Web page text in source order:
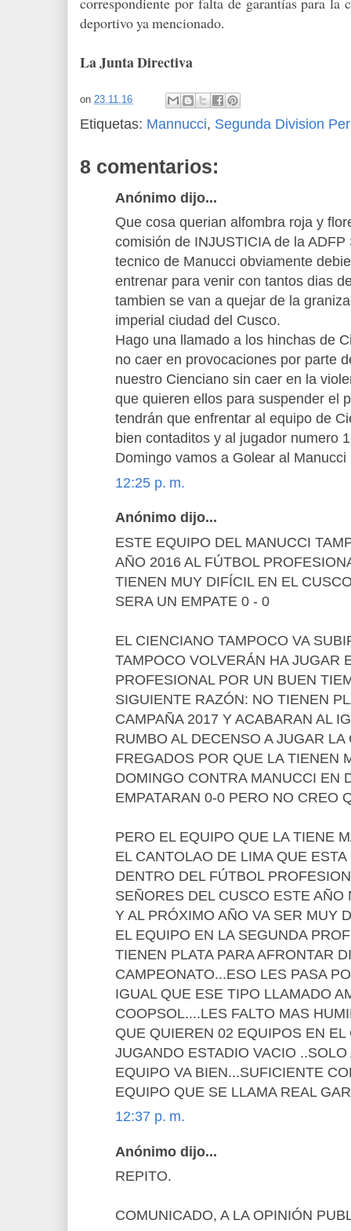
deportivo ya mencionado.
La Junta Directiva
on 23.11.16
Etiquetas: Mannucci, Segunda Division
8 comentarios:
Anónimo dijo...
Que cosa querian alfombra roja y
comisión de INJUSTICIA de la
tecnico de Manucci obviamente
entrenar para venir con tantos dias
tambien se van a quejar de la
imperial ciudad del Cusco.
Hago una llamado a los hinchas de
no caer en provocaciones por parte
nuestro Cienciano sin caer en la
que quieren ellos para suspender el
tendrán que enfrentar al equipo de
bien contaditos y al jugador numero
Domingo vamos a Golear al Manucci
12:25 p. m.
Anónimo dijo...
ESTE EQUIPO DEL MANUCCI
AÑO 2016 AL FÚTBOL
TIENEN MUY DIFÍCIL EN EL
SERA UN EMPATE 0 - 0
EL CIENCIANO TAMPOCO VA
TAMPOCO VOLVERÁN HA JUGAR
PROFESIONAL POR UN BUEN
SIGUIENTE RAZÓN: NO TIENEN
CAMPAÑA 2017 Y ACABARAN AL
RUMBO AL DECENSO A JUGAR
FREGADOS POR QUE LA TIENEN
DOMINGO CONTRA MANUCCI EN
EMPATARAN 0-0 PERO NO CREO
PERO EL EQUIPO QUE LA TIENE
EL CANTOLAO DE LIMA QUE
DENTRO DEL FÚTBOL
SEÑORES DEL CUSCO ESTE
Y AL PRÓXIMO AÑO VA SER MUY
EL EQUIPO EN LA SEGUNDA
TIENEN PLATA PARA AFRONTAR
CAMPEONATO...ESO LES PASA
IGUAL QUE ESE TIPO LLAMADO
COOPSOL....LES FALTO MAS
QUE QUIEREN 02 EQUIPOS EN EL
JUGANDO ESTADIO VACIO
EQUIPO VA BIEN...SUFICIENTE
EQUIPO QUE SE LLAMA REAL
12:37 p. m.
Anónimo dijo...
REPITO.
COMUNICADO, A LA OPINIÓN